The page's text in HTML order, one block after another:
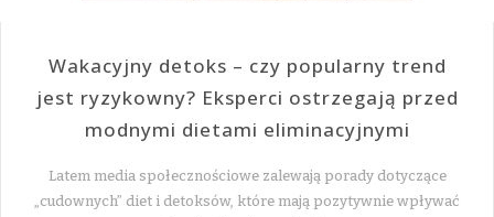
Wakacyjny detoks – czy popularny trend
jest ryzykowny? Eksperci ostrzegają przed
modnymi dietami eliminacyjnymi
Latem media społecznościowe zalewają porady dotyczące
„cudownych” diet i detoksów, które mają pozytywnie wpływać